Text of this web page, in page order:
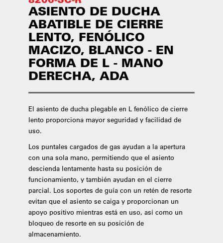
ASIENTO DE DUCHA
ABATIBLE DE CIERRE
LENTO, FENÓLICO
MACIZO, BLANCO - EN
FORMA DE L - MANO
DERECHA, ADA
El asiento de ducha plegable en L fenólico de cierre
lento proporciona mayor seguridad y facilidad de
uso.
Los puntales cargados de gas ayudan a la apertura
con una sola mano, permitiendo que el asiento
descienda lentamente hasta su posición de
funcionamiento, y también ayudan en el cierre
parcial. Los soportes de guía con un retén de resorte
evitan que el asiento se caiga y proporcionan un
apoyo positivo mientras está en uso, así como un
bloqueo de resorte en su posición de
almacenamiento.